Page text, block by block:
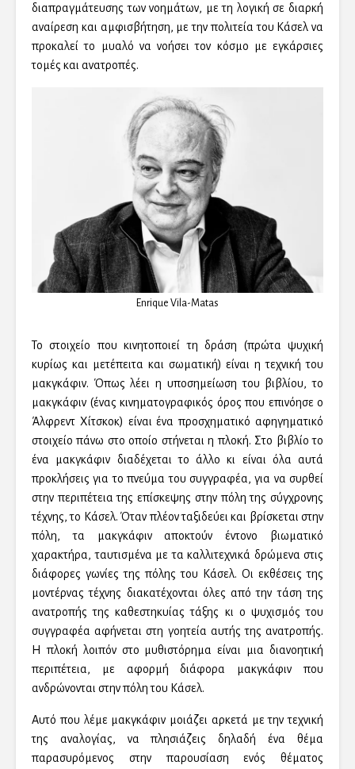
διαπραγμάτευσης των νοημάτων, με τη λογική σε διαρκή
αναίρεση και αμφισβήτηση, με την πολιτεία του Κάσελ να
προκαλεί το μυαλό να νοήσει τον κόσμο με εγκάρσιες
τομές και ανατροπές.
Enrique Vila-Matas
Το στοιχείο που κινητοποιεί τη δράση (πρώτα ψυχική
κυρίως και μετέπειτα και σωματική) είναι η τεχνική του
μακγκάφιν. Όπως λέει η υποσημείωση του βιβλίου, το
μακγκάφιν (ένας κινηματογραφικός όρος που επινόησε ο
Άλφρεντ Χίτσκοκ) είναι ένα προσχηματικό αφηγηματικό
στοιχείο πάνω στο οποίο στήνεται η πλοκή. Στο βιβλίο το
ένα μακγκάφιν διαδέχεται το άλλο κι είναι όλα αυτά
προκλήσεις για το πνεύμα του συγγραφέα, για να συρθεί
στην περιπέτεια της επίσκεψης στην πόλη της σύγχρονης
τέχνης, το Κάσελ. Όταν πλέον ταξιδεύει και βρίσκεται στην
πόλη, τα μακγκάφιν αποκτούν έντονο βιωματικό
χαρακτήρα, ταυτισμένα με τα καλλιτεχνικά δρώμενα στις
διάφορες γωνίες της πόλης του Κάσελ. Οι εκθέσεις της
μοντέρνας τέχνης διακατέχονται όλες από την τάση της
ανατροπής της καθεστηκυίας τάξης κι ο ψυχισμός του
συγγραφέα αφήνεται στη γοητεία αυτής της ανατροπής.
Η πλοκή λοιπόν στο μυθιστόρημα είναι μια διανοητική
περιπέτεια, με αφορμή διάφορα μακγκάφιν που
ανδρώνονται στην πόλη του Κάσελ.
Αυτό που λέμε μακγκάφιν μοιάζει αρκετά με την τεχνική
της αναλογίας, να πλησιάζεις δηλαδή ένα θέμα
παρασυρόμενος στην παρουσίαση ενός θέματος